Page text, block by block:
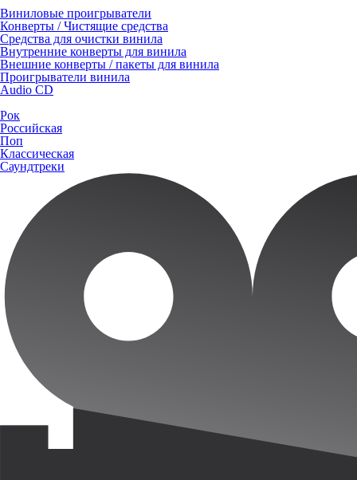
Виниловые проигрыватели
Конверты / Чистящие средства
Средства для очистки винила
Внутренние конверты для винила
Внешние конверты / пакеты для винила
Проигрыватели винила
Audio CD
Рок
Российская
Поп
Классическая
Саундтреки